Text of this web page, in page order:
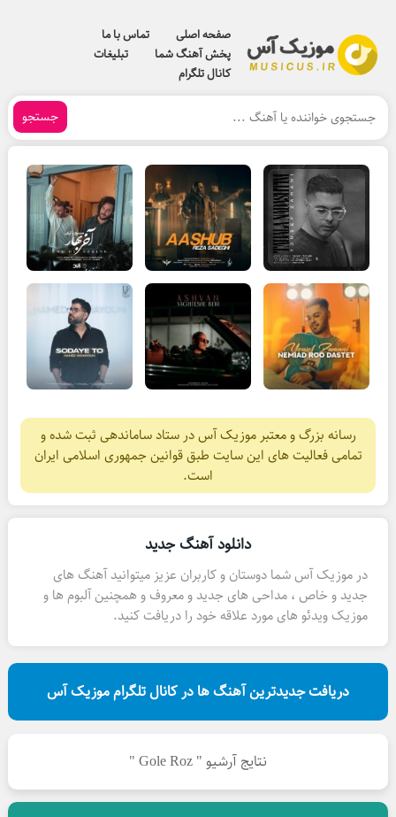
صفحه اصلی
تماس با ما
پخش آهنگ شما
تبلیغات
کانال تلگرام
جستجو
رسانه بزرگ و معتبر موزیک آس در ستاد ساماندهی ثبت شده و
تمامی فعالیت های این سایت طبق قوانین جمهوری اسلامی ایران
است.
دانلود آهنگ جدید
در موزیک آس شما دوستان و کاربران عزیز میتوانید آهنگ های
جدید و خاص ، مداحی های جدید و معروف و همچنین آلبوم ها و
موزیک ویدئو های مورد علاقه خود را دریافت کنید.
دریافت جدیدترین آهنگ ها در کانال تلگرام موزیک آس
نتایج آرشیو " Gole Roz "